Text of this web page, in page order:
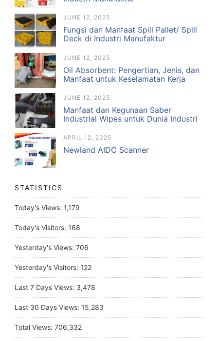
JUNE 12, 2025
Fungsi dan Manfaat Spill Pallet/ Spill
Deck di Industri Manufaktur
JUNE 12, 2025
Oil Absorbent: Pengertian, Jenis, dan
Manfaat untuk Keselamatan Kerja
JUNE 12, 2025
Manfaat dan Kegunaan Saber
Industrial Wipes untuk Dunia Industri
APRIL 12, 2025
Newland AIDC Scanner
STATISTICS
Today's Views: 1,179
Today's Visitors: 168
Yesterday's Views: 706
Yesterday's Visitors: 122
Last 7 Days Views: 3,478
Last 30 Days Views: 15,283
Total Views: 706,332